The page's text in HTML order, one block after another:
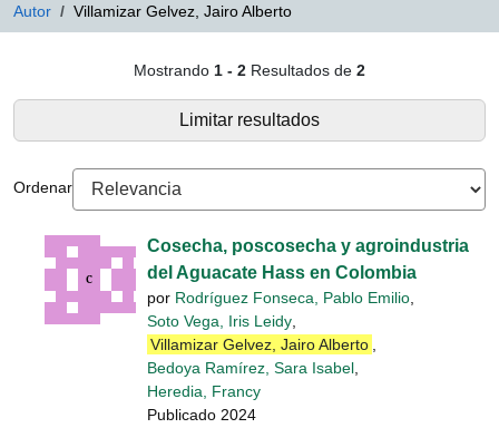
Autor Villamizar Gelvez, Jairo Alberto
Mostrando 1 - 2 Resultados de 2
Limitar resultados
Ordenar
Cosecha, poscosecha y agroindustria
del Aguacate Hass en Colombia
por Rodríguez Fonseca, Pablo Emilio
Soto Vega, Iris Leidy
Villamizar Gelvez, Jairo Alberto
Bedoya Ramírez, Sara Isabel
Heredia, Francy
Publicado 2024